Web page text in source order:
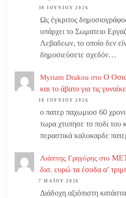
30 ΙΟΥΝΊΟΥ 2026
Ως έγκριτος
υπάρχει το Σωματειο
Λεβαδεων, το οποίο δεν
δημοσιεύσετε σχεδόν…
Myriam Drakou στο Ο
και το άβατο για τις
10 ΙΟΥΝΊΟΥ 2026
ο πατερ παχωμιοσ 60
τωρα χτυπησε το ποδι του
περαστικά καλοκαρδε
Λιάππης Γρηγόρης στο
δισ. ευρώ τα έσοδα α’
7 ΜΑΪ́ΟΥ 2026
Διάδοχη αξιόπιστη